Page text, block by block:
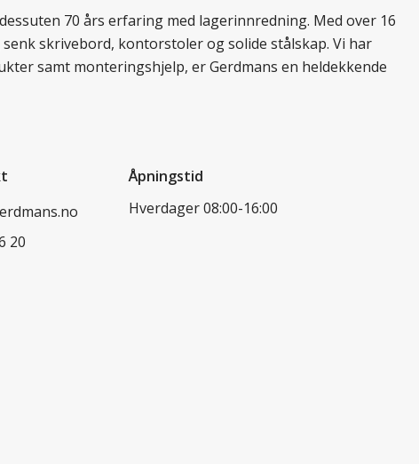
70 års erfaring med lagerinnredning. Med over 16
skrivebord, kontorstoler og solide stålskap. Vi har
samt monteringshjelp, er Gerdmans en heldekkende
20
Åpningstid
Hverdager 08:00-16:00